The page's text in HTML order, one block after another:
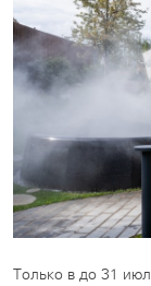
Только в до 31